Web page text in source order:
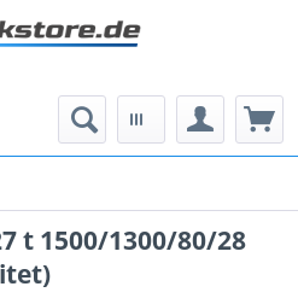
t 1500/1300/80/28